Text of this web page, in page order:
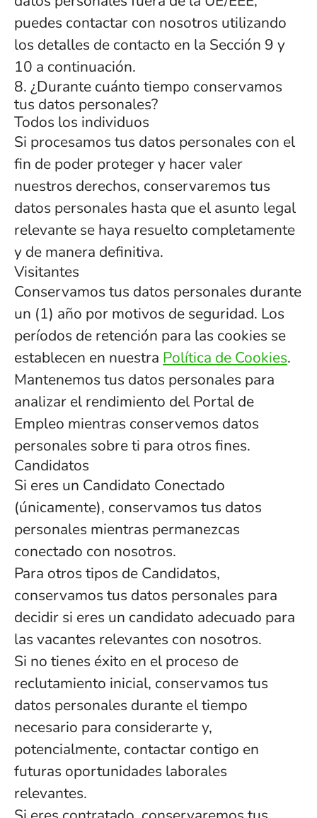
puedes contactar con nosotros utilizando
los detalles de contacto en la Sección 9 y
10 a continuación.
8. ¿Durante cuánto tiempo conservamos
tus datos personales?
Todos los individuos
Si procesamos tus datos personales con el
fin de poder proteger y hacer valer
nuestros derechos, conservaremos tus
datos personales hasta que el asunto legal
relevante se haya resuelto completamente
y de manera definitiva.
Visitantes
Conservamos tus datos personales durante
un (1) año por motivos de seguridad. Los
períodos de retención para las cookies se
establecen en nuestra Política de Cookies.
Mantenemos tus datos personales para
analizar el rendimiento del Portal de
Empleo mientras conservemos datos
personales sobre ti para otros fines.
Candidatos
Si eres un Candidato Conectado
(únicamente), conservamos tus datos
personales mientras permanezcas
conectado con nosotros.
Para otros tipos de Candidatos,
conservamos tus datos personales para
decidir si eres un candidato adecuado para
las vacantes relevantes con nosotros.
Si no tienes éxito en el proceso de
reclutamiento inicial, conservamos tus
datos personales durante el tiempo
necesario para considerarte y,
potencialmente, contactar contigo en
futuras oportunidades laborales
relevantes.